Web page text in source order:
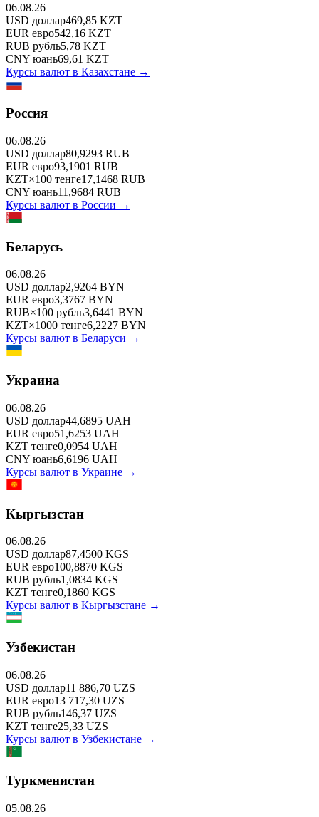
06.08.26
USD доллар469,85 KZT
EUR евро542,16 KZT
RUB рубль5,78 KZT
CNY юань69,61 KZT
Курсы валют в Казахстане →
Россия
06.08.26
USD доллар80,9293 RUB
EUR евро93,1901 RUB
KZT×100 тенге17,1468 RUB
CNY юань11,9684 RUB
Курсы валют в России →
Беларусь
06.08.26
USD доллар2,9264 BYN
EUR евро3,3767 BYN
RUB×100 рубль3,6441 BYN
KZT×1000 тенге6,2227 BYN
Курсы валют в Беларуси →
Украина
06.08.26
USD доллар44,6895 UAH
EUR евро51,6253 UAH
KZT тенге0,0954 UAH
CNY юань6,6196 UAH
Курсы валют в Украине →
Кыргызстан
06.08.26
USD доллар87,4500 KGS
EUR евро100,8870 KGS
RUB рубль1,0834 KGS
KZT тенге0,1860 KGS
Курсы валют в Кыргызстане →
Узбекистан
06.08.26
USD доллар11 886,70 UZS
EUR евро13 717,30 UZS
RUB рубль146,37 UZS
KZT тенге25,33 UZS
Курсы валют в Узбекистане →
Туркменистан
05.08.26